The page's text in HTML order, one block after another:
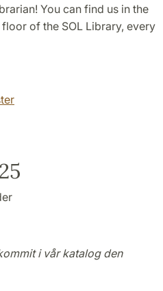
You can find us in the
of the SOL Library, every
i vår katalog den